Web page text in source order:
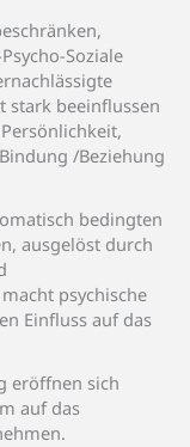
Soziale
stark beeinflussen
/Beziehung
bedingten
ausgelöst durch
psychische
Einfluss auf das
eröffnen sich
auf das